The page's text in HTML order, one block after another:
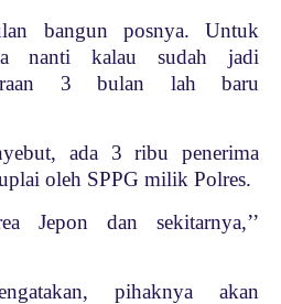
bangun posnya. Untuk
nanti kalau sudah jadi
3 bulan lah baru
ada 3 ribu penerima
oleh SPPG milik Polres.
Jepon dan sekitarnya,’’
pihaknya akan